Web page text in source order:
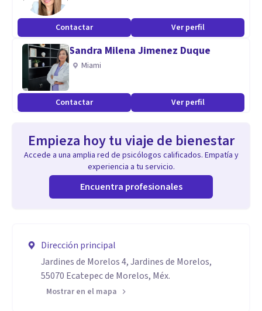
Contactar Ver perfil
Sandra Milena Jimenez Duque
Miami
Contactar Ver perfil
Empieza hoy tu viaje de bienestar
Accede a una amplia red de psicólogos calificados. Empatía y
experiencia a tu servicio.
Encuentra profesionales
Dirección principal
Jardines de Morelos 4, Jardines de Morelos,
55070 Ecatepec de Morelos, Méx.
Mostrar en el mapa